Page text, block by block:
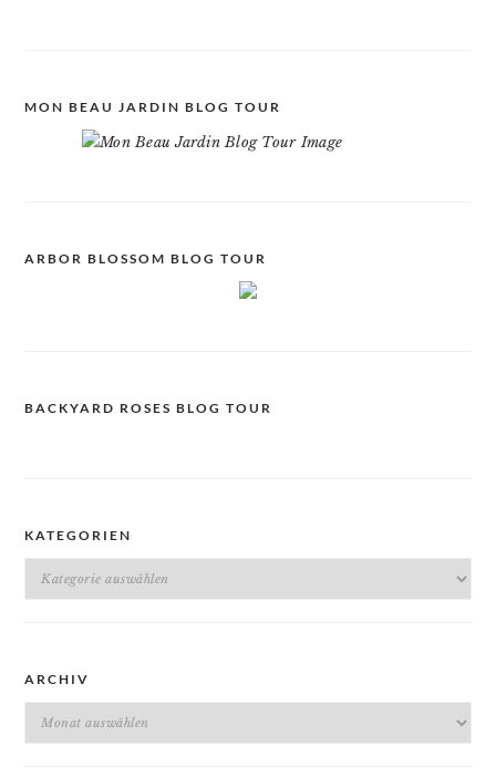
MON BEAU JARDIN BLOG TOUR
ARBOR BLOSSOM BLOG TOUR
BACKYARD ROSES BLOG TOUR
KATEGORIEN
Kategorien
ARCHIV
Archiv